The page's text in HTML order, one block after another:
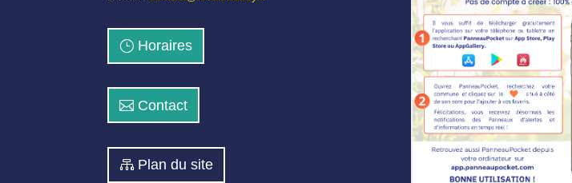
Horaires
Contact
Plan du site